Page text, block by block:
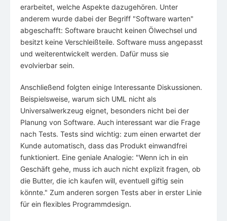
erarbeitet, welche Aspekte dazugehören. Unter
anderem wurde dabei der Begriff "Software warten"
abgeschafft: Software braucht keinen Ölwechsel und
besitzt keine Verschleißteile. Software muss angepasst
und weiterentwickelt werden. Dafür muss sie
evolvierbar sein.
Anschließend folgten einige Interessante Diskussionen.
Beispielsweise, warum sich UML nicht als
Universalwerkzeug eignet, besonders nicht bei der
Planung von Software. Auch interessant war die Frage
nach Tests. Tests sind wichtig: zum einen erwartet der
Kunde automatisch, dass das Produkt einwandfrei
funktioniert. Eine geniale Analogie: "Wenn ich in ein
Geschäft gehe, muss ich auch nicht explizit fragen, ob
die Butter, die ich kaufen will, eventuell giftig sein
könnte." Zum anderen sorgen Tests aber in erster Linie
für ein flexibles Programmdesign.